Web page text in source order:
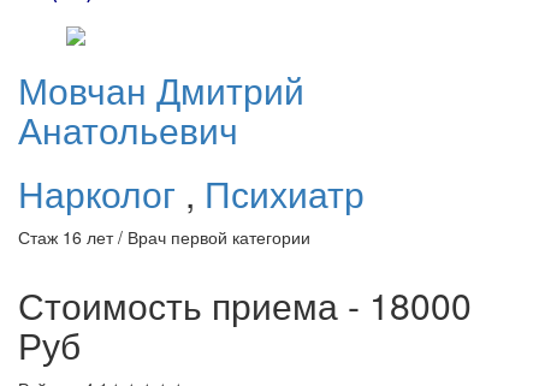
Мовчан Дмитрий
Анатольевич
Нарколог , Психиатр
Стаж 16 лет / Врач первой категории
Стоимость приема - 18000
Руб